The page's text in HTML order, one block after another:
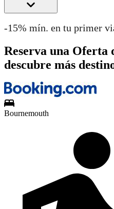
-15% mín. en tu primer
Reserva una Oferta
descubre más
Bournemouth